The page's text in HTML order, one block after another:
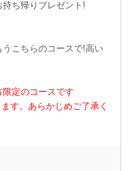
ち帰りプレゼント!
こちらのコースで!高い
定のコースです
す。あらかじめご了承く